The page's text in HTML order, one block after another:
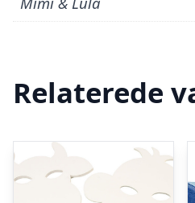
Relaterede